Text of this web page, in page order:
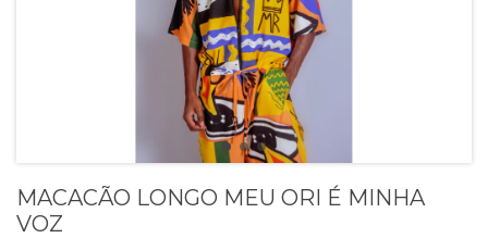
MACACÃO LONGO MEU ORI É MINHA
VOZ